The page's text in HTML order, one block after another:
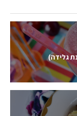
גלידה)